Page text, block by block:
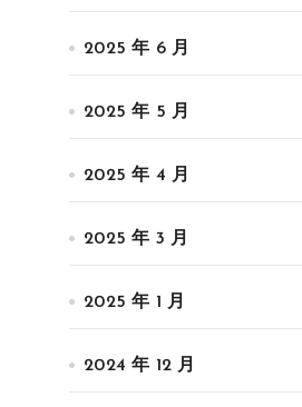
2025 年 6 月
2025 年 5 月
2025 年 4 月
2025 年 3 月
2025 年 1 月
2024 年 12 月